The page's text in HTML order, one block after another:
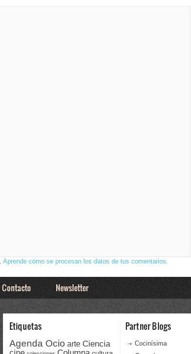
Aprende cómo se procesan los datos de tus comentarios.
Contacto Newsletter
Etiquetas
Agenda Ocio arte Ciencia
Partner Blogs
Cocinísima